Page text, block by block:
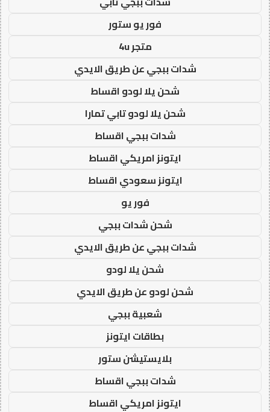
فور يو ستور
متجر 4u
شدات ببجي عن طريق الايدي
شحن يلا لودو اقساط
شحن يلا لودو تابي تمارا
شدات ببجي اقساط
ايتونز امريكي اقساط
ايتونز سعودي اقساط
فور يو
شحن شدات ببجي
شدات ببجي عن طريق الايدي
شحن يلا لودو
شحن لودو عن طريق الايدي
شعبية ببجي
بطاقات ايتونز
بلايستيشن ستور
شدات ببجي اقساط
ايتونز امريكي اقساط